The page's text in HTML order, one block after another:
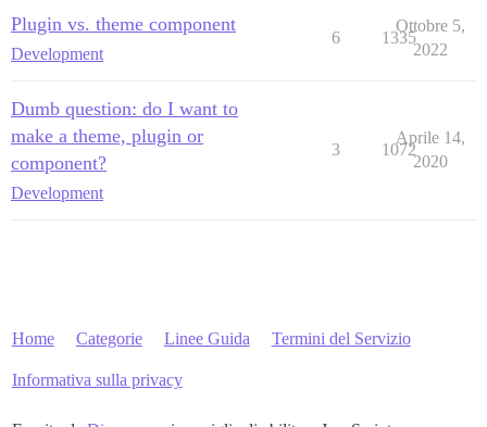
Plugin vs. theme component
Development
6 1335
Ottobre 5,
2022
Dumb question: do I want to
make a theme, plugin or
component?
Development
3 1072
Aprile 14,
2020
Home Categorie Linee Guida Termini del Servizio
Informativa sulla privacy